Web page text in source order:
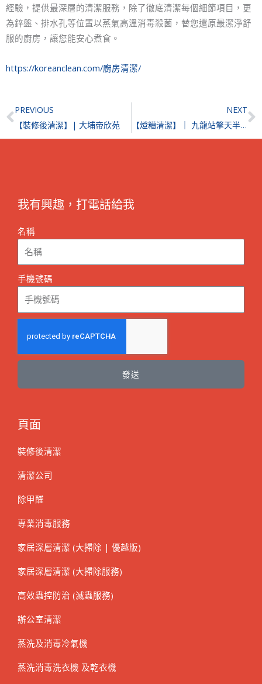
經驗，提供最深層的清潔服務，除了徹底清潔每個細節項目，更
為鋅盤、排水孔等位置以蒸氣高溫消毒殺菌，替您還原最潔淨舒
服的廚房，讓您能安心煮食。
https://koreanclean.com/廚房清潔/
Prev
PREVIOUS
【裝修後清潔】| 大埔帝欣苑
NEXT
【燈糟清潔】｜ 九龍站擎天半島
我有興趣，打電話給我
名稱
手機號碼
發送
頁面
裝修後清潔
清潔公司
除甲醛
專業消毒服務
家居深層清潔 (大掃除 | 優越版)
家居深層清潔 (大掃除服務)
高效蟲控防治 (滅蟲服務)
辦公室清潔
蒸洗及消毒冷氣機
蒸洗消毒洗衣機 及乾衣機